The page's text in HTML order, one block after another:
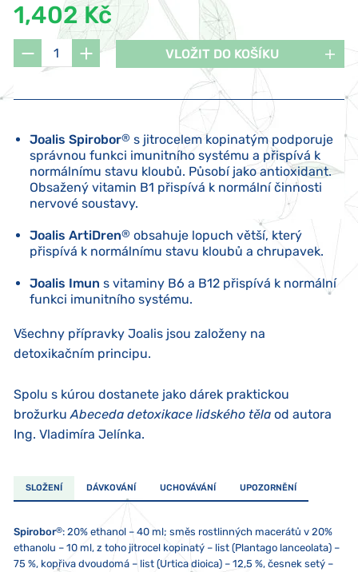
1,402 Kč
VLOŽIT DO KOŠÍKU
Joalis Spirobor® s jitrocelem kopinatým podporuje
správnou funkci imunitního systému a přispívá k
normálnímu stavu kloubů. Působí jako antioxidant.
Obsažený vitamin B1 přispívá k normální činnosti
nervové soustavy.
Joalis ArtiDren® obsahuje lopuch větší, který
přispívá k normálnímu stavu kloubů a chrupavek.
Joalis Imun s vitaminy B6 a B12 přispívá k normální
funkci imunitního systému.
Všechny přípravky Joalis jsou založeny na
detoxikačním principu.
Spolu s kúrou dostanete jako dárek praktickou
brožurku Abeceda detoxikace lidského těla od autora
Ing. Vladimíra Jelínka.
SLOŽENÍ DÁVKOVÁNÍ UCHOVÁVÁNÍ UPOZORNĚNÍ
Spirobor®: 20% ethanol – 40 ml; směs rostlinných macerátů v 20%
ethanolu – 10 ml, z toho jitrocel kopinatý – list (Plantago lanceolata) –
75 %, kopřiva dvoudomá – list (Urtica dioica) – 12,5 %, česnek setý –